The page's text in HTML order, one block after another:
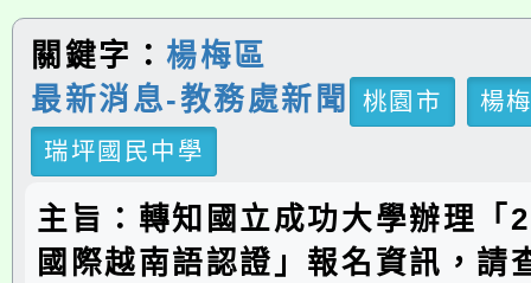
關鍵字： 楊梅區
最新消息-教務處新聞
桃園市
楊
瑞坪國民中學
主旨：轉知國立成功大學辦理「
國際越南語認證」報名資訊，請